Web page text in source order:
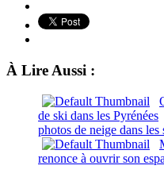
À Lire Aussi :
de ski dans les Pyrénées
photos de neige dans les
renonce à ouvrir son